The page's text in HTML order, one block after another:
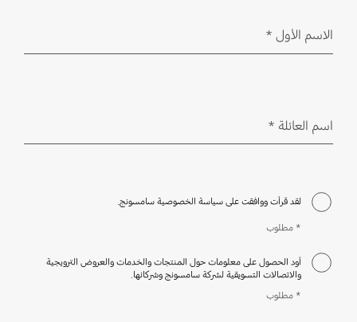
الاسم الأول *
اسم العائلة *
لقد قرأت ووافقت على سياسة الخصوصية سامسونج.
* مطلوب
أود الحصول على معلومات حول المنتجات والخدمات والعروض الترويجية
والاتصالات التسويقية لشركة سامسونج وشركائها.
* مطلوب